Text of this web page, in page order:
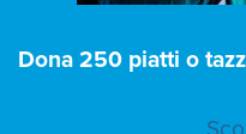
Dona 250 piatti o